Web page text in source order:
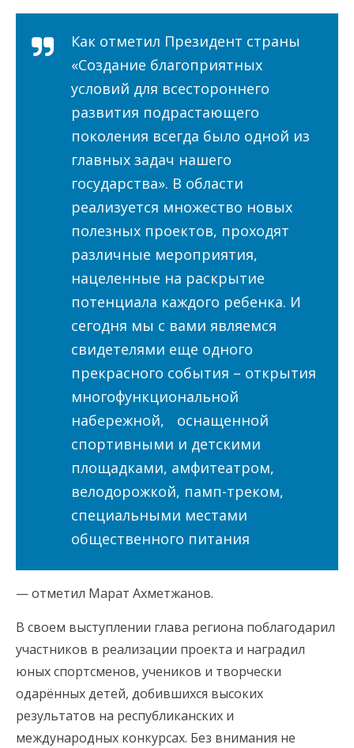
Как отметил Президент страны
«Создание благоприятных
условий для всестороннего
развития подрастающего
поколения всегда было одной из
главных задач нашего
государства». В области
реализуется множество новых
полезных проектов, проходят
различные мероприятия,
нацеленные на раскрытие
потенциала каждого ребенка. И
сегодня мы с вами являемся
свидетелями еще одного
прекрасного события – открытия
многофункциональной
набережной, оснащенной
спортивными и детскими
площадками, амфитеатром,
велодорожкой, памп-треком,
специальными местами
общественного питания
— отметил Марат Ахметжанов.
В своем выступлении глава региона поблагодарил
участников в реализации проекта и наградил
юных спортсменов, учеников и творчески
одарённых детей, добившихся высоких
результатов на республиканских и
международных конкурсах. Без внимания не